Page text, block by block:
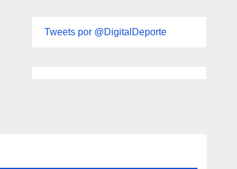
Tweets por @DigitalDeporte